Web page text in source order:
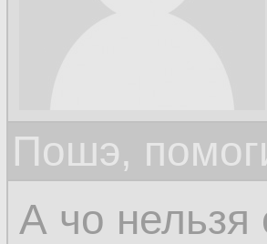
Пошэ,
А чо нельзя